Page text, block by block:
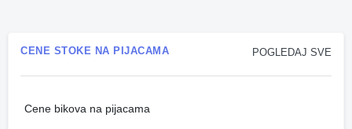
POGLEDAJ SVE
CENE STOKE NA PIJACAMA
Cene bikova na pijacama